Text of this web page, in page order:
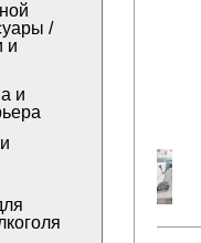
/
и
и